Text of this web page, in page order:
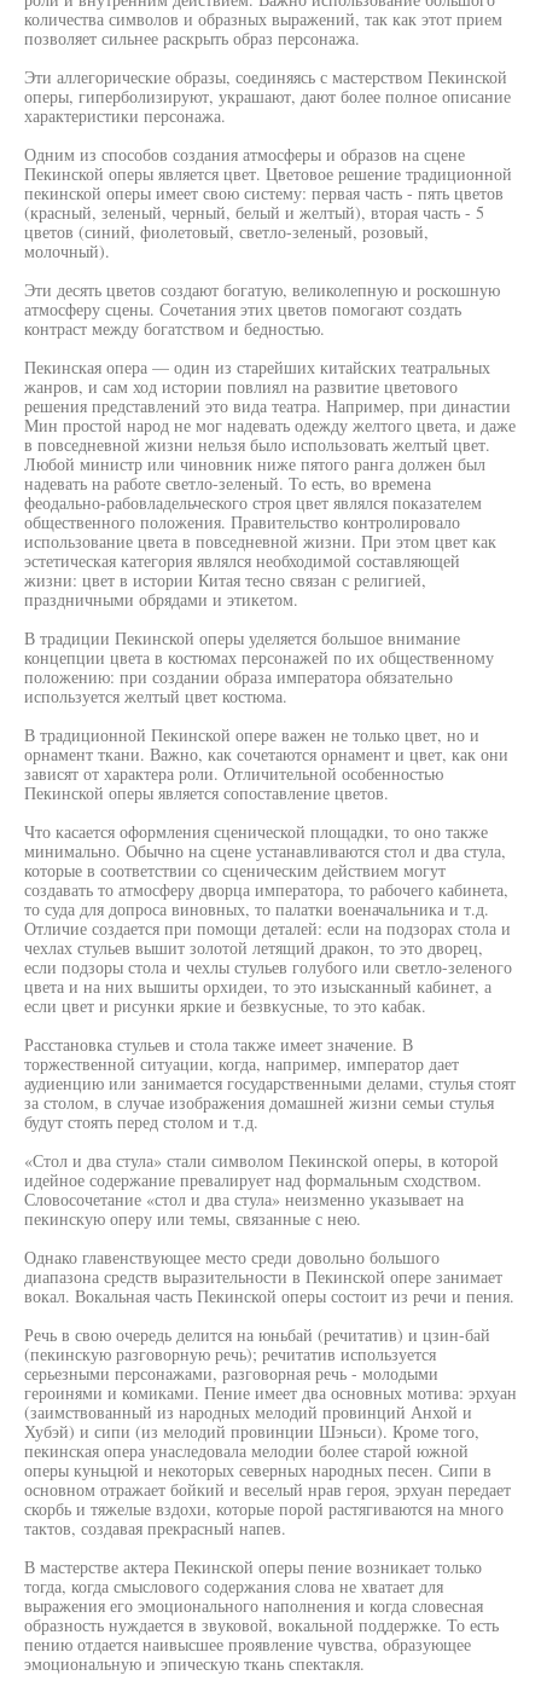
количества символов и образных выражений, так как этот прием
позволяет сильнее раскрыть образ персонажа.
Эти аллегорические образы, соединяясь с мастерством Пекинской
оперы, гиперболизируют, украшают, дают более полное описание
характеристики персонажа.
Одним из способов создания атмосферы и образов на сцене
Пекинской оперы является цвет. Цветовое решение традиционной
пекинской оперы имеет свою систему: первая часть - пять цветов
(красный, зеленый, черный, белый и желтый), вторая часть - 5
цветов (синий, фиолетовый, светло-зеленый, розовый,
молочный).
Эти десять цветов создают богатую, великолепную и роскошную
атмосферу сцены. Сочетания этих цветов помогают создать
контраст между богатством и бедностью.
Пекинская опера — один из старейших китайских театральных
жанров, и сам ход истории повлиял на развитие цветового
решения представлений это вида театра. Например, при династии
Мин простой народ не мог надевать одежду желтого цвета, и даже
в повседневной жизни нельзя было использовать желтый цвет.
Любой министр или чиновник ниже пятого ранга должен был
надевать на работе светло-зеленый. То есть, во времена
феодально-рабовладельческого строя цвет являлся показателем
общественного положения. Правительство контролировало
использование цвета в повседневной жизни. При этом цвет как
эстетическая категория являлся необходимой составляющей
жизни: цвет в истории Китая тесно связан с религией,
праздничными обрядами и этикетом.
В традиции Пекинской оперы уделяется большое внимание
концепции цвета в костюмах персонажей по их общественному
положению: при создании образа императора обязательно
используется желтый цвет костюма.
В традиционной Пекинской опере важен не только цвет, но и
орнамент ткани. Важно, как сочетаются орнамент и цвет, как они
зависят от характера роли. Отличительной особенностью
Пекинской оперы является сопоставление цветов.
Что касается оформления сценической площадки, то оно также
минимально. Обычно на сцене устанавливаются стол и два стула,
которые в соответствии со сценическим действием могут
создавать то атмосферу дворца императора, то рабочего кабинета,
то суда для допроса виновных, то палатки военачальника и т.д.
Отличие создается при помощи деталей: если на подзорах стола и
чехлах стульев вышит золотой летящий дракон, то это дворец,
если подзоры стола и чехлы стульев голубого или светло-зеленого
цвета и на них вышиты орхидеи, то это изысканный кабинет, а
если цвет и рисунки яркие и безвкусные, то это кабак.
Расстановка стульев и стола также имеет значение. В
торжественной ситуации, когда, например, император дает
аудиенцию или занимается государственными делами, стулья стоят
за столом, в случае изображения домашней жизни семьи стулья
будут стоять перед столом и т.д.
«Стол и два стула» стали символом Пекинской оперы, в которой
идейное содержание превалирует над формальным сходством.
Словосочетание «стол и два стула» неизменно указывает на
пекинскую оперу или темы, связанные с нею.
Однако главенствующее место среди довольно большого
диапазона средств выразительности в Пекинской опере занимает
вокал. Вокальная часть Пекинской оперы состоит из речи и пения.
Речь в свою очередь делится на юньбай (речитатив) и цзин-бай
(пекинскую разговорную речь); речитатив используется
серьезными персонажами, разговорная речь - молодыми
героинями и комиками. Пение имеет два основных мотива: эрхуан
(заимствованный из народных мелодий провинций Анхой и
Хубэй) и сипи (из мелодий провинции Шэньси). Кроме того,
пекинская опера унаследовала мелодии более старой южной
оперы куньцюй и некоторых северных народных песен. Сипи в
основном отражает бойкий и веселый нрав героя, эрхуан передает
скорбь и тяжелые вздохи, которые порой растягиваются на много
тактов, создавая прекрасный напев.
В мастерстве актера Пекинской оперы пение возникает только
тогда, когда смыслового содержания слова не хватает для
выражения его эмоционального наполнения и когда словесная
образность нуждается в звуковой, вокальной поддержке. То есть
пению отдается наивысшее проявление чувства, образующее
эмоциональную и эпическую ткань спектакля.